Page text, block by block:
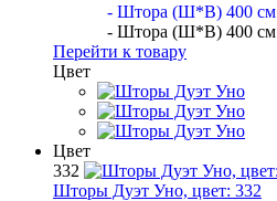
- Штора (Ш*В) 400 см
- Штора (Ш*В) 400 см
Перейти к товару
Цвет
Цвет
332
Шторы Дуэт Уно, цвет: 332